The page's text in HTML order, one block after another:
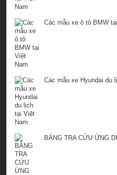
Các mẫu xe ô tô BMW
Các mẫu xe Hyundai du
BẢNG TRA CỨU ỨNG